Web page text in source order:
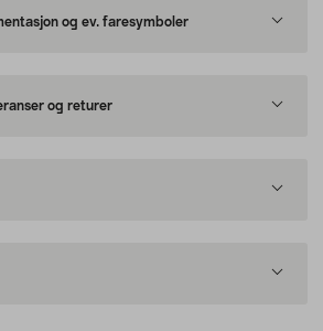
og ev. faresymboler
og returer